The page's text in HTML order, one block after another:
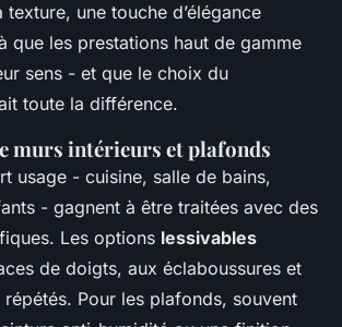
une touche d’élégance
que les prestations haut de gamme
sens - et que le choix du
toute la différence.
murs intérieurs et plafonds
usage - cuisine, salle de bains,
- gagnent à être traitées avec des
Les options lessivables
de doigts, aux éclaboussures et
Pour les plafonds, souvent